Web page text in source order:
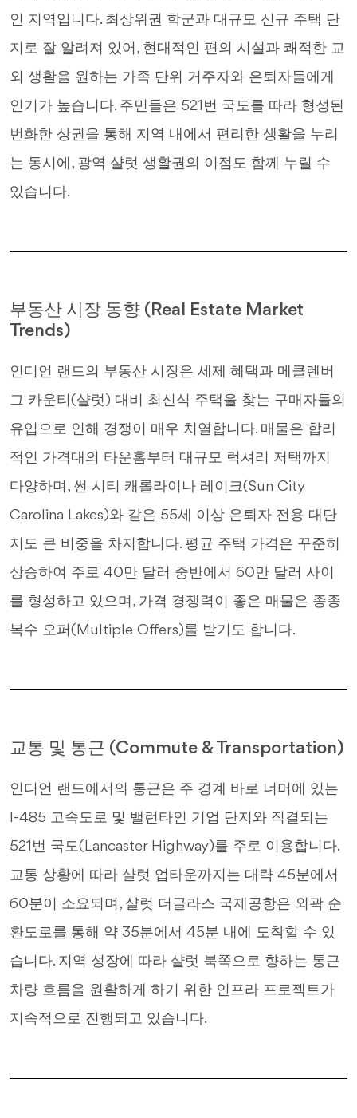
인 지역입니다. 최상위권 학군과 대규모 신규 주택 단
지로 잘 알려져 있어, 현대적인 편의 시설과 쾌적한 교
외 생활을 원하는 가족 단위 거주자와 은퇴자들에게
인기가 높습니다. 주민들은 521번 국도를 따라 형성된
번화한 상권을 통해 지역 내에서 편리한 생활을 누리
는 동시에, 광역 샬럿 생활권의 이점도 함께 누릴 수
있습니다.
부동산 시장 동향 (Real Estate Market
Trends)
인디언 랜드의 부동산 시장은 세제 혜택과 메클렌버
그 카운티(샬럿) 대비 최신식 주택을 찾는 구매자들의
유입으로 인해 경쟁이 매우 치열합니다. 매물은 합리
적인 가격대의 타운홈부터 대규모 럭셔리 저택까지
다양하며, 썬 시티 캐롤라이나 레이크(Sun City
Carolina Lakes)와 같은 55세 이상 은퇴자 전용 대단
지도 큰 비중을 차지합니다. 평균 주택 가격은 꾸준히
상승하여 주로 40만 달러 중반에서 60만 달러 사이
를 형성하고 있으며, 가격 경쟁력이 좋은 매물은 종종
복수 오퍼(Multiple Offers)를 받기도 합니다.
교통 및 통근 (Commute & Transportation)
인디언 랜드에서의 통근은 주 경계 바로 너머에 있는
I-485 고속도로 및 밸런타인 기업 단지와 직결되는
521번 국도(Lancaster Highway)를 주로 이용합니다.
교통 상황에 따라 샬럿 업타운까지는 대략 45분에서
60분이 소요되며, 샬럿 더글라스 국제공항은 외곽 순
환도로를 통해 약 35분에서 45분 내에 도착할 수 있
습니다. 지역 성장에 따라 샬럿 북쪽으로 향하는 통근
차량 흐름을 원활하게 하기 위한 인프라 프로젝트가
지속적으로 진행되고 있습니다.